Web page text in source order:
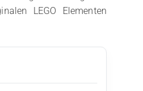
LEGO Elementen